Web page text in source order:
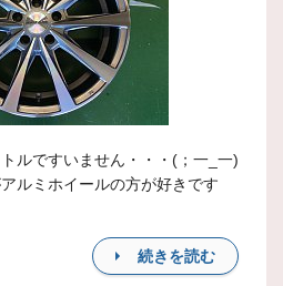
ルですいません・・・(；一_一)
ルミホイールの方が好きです
続きを読む